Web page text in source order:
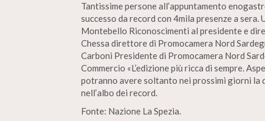
Tantissime persone all’appuntamento
successo da record con 4mila presenze a
Montebello Riconoscimenti al presidente e
Chessa direttore di Promocamera Nord
Carboni Presidente di Promocamera Nord
Commercio «L’edizione più ricca di sempre.
potranno avere soltanto nei prossimi giorni la
nell’albo dei record.
Fonte: Nazione La Spezia.